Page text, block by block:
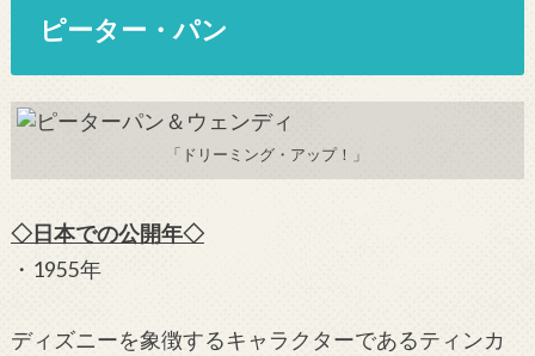
ピーター・パン
「ドリーミング・アップ！」
◇日本での公開年◇
・1955年
ディズニーを象徴するキャラクターであるティンカ